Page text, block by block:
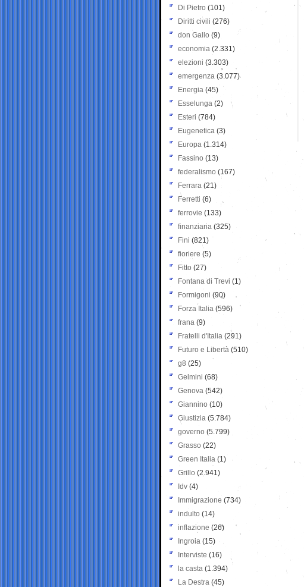
Di Pietro (101)
Diritti civili (276)
don Gallo (9)
economia (2.331)
elezioni (3.303)
emergenza (3.077)
Energia (45)
Esselunga (2)
Esteri (784)
Eugenetica (3)
Europa (1.314)
Fassino (13)
federalismo (167)
Ferrara (21)
Ferretti (6)
ferrovie (133)
finanziaria (325)
Fini (821)
fioriere (5)
Fitto (27)
Fontana di Trevi (1)
Formigoni (90)
Forza Italia (596)
frana (9)
Fratelli d'Italia (291)
Futuro e Libertà (510)
g8 (25)
Gelmini (68)
Genova (542)
Giannino (10)
Giustizia (5.784)
governo (5.799)
Grasso (22)
Green Italia (1)
Grillo (2.941)
Idv (4)
Immigrazione (734)
indulto (14)
inflazione (26)
Ingroia (15)
Interviste (16)
la casta (1.394)
La Destra (45)